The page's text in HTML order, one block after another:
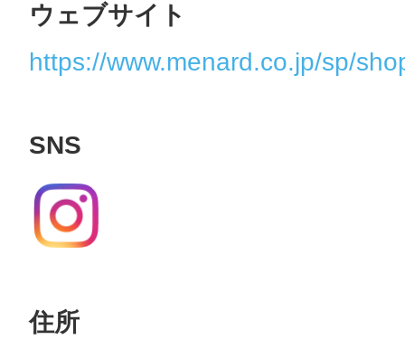
ウェブサイト
https://www.menard.co.jp/sp/
SNS
住所